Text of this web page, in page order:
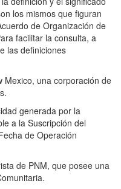
los mismos que figuran
de Organización de
facilitar la consulta, a
las definiciones
Mexico, una corporación de
generada por la
a la Suscripción del
de Operación
de PNM, que posee una